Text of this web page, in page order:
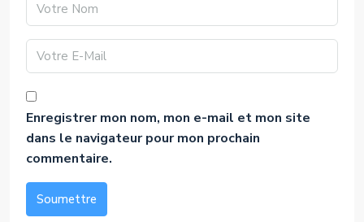
Enregistrer mon nom, mon e-mail et mon site
dans le navigateur pour mon prochain
commentaire.
Soumettre